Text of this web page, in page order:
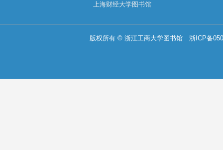
上海财经大学图书馆
版权所有 © 浙江工商大学图书馆 浙ICP备